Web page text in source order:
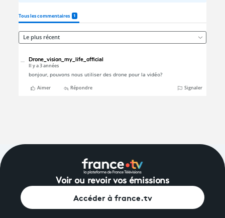
Voir ou revoir vos émissions
Accéder à france.tv